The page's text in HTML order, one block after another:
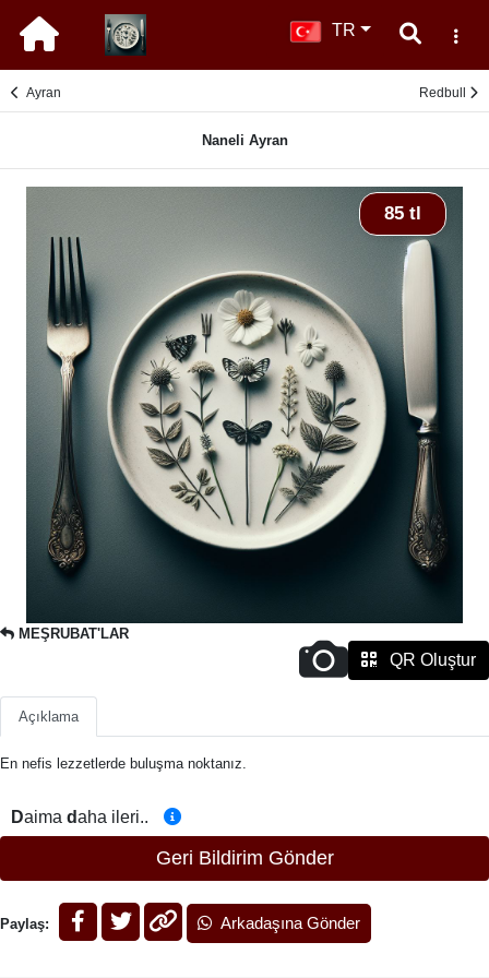
TR
Ayran Redbull
Naneli Ayran
85 tl
MEŞRUBAT'LAR
QR Oluştur
Açıklama
En nefis lezzetlerde buluşma noktanız.
Daima daha ileri..
Geri Bildirim Gönder
Paylaş: Arkadaşına Gönder